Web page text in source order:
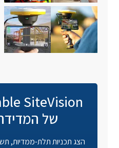
של
הצג תכניות תלת-ממדיות,